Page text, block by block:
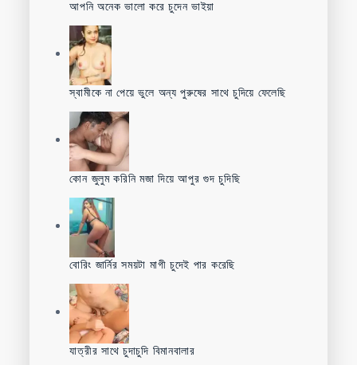
আপনি অনেক ভালো করে চুদেন ভাইয়া
স্বামীকে না পেয়ে ভুলে অন্য পুরুষের সাথে চুদিয়ে ফেলেছি
কোন জুলুম করিনি মজা দিয়ে আপুর গুদ চুদিছি
বোরিং জার্নির সময়টা মাগী চুদেই পার করেছি
যাত্রীর সাথে চুদাচুদি বিমানবালার